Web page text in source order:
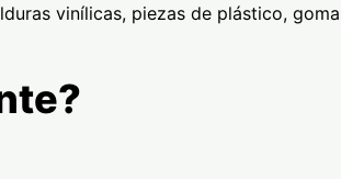
vinílicas, piezas de plástico,